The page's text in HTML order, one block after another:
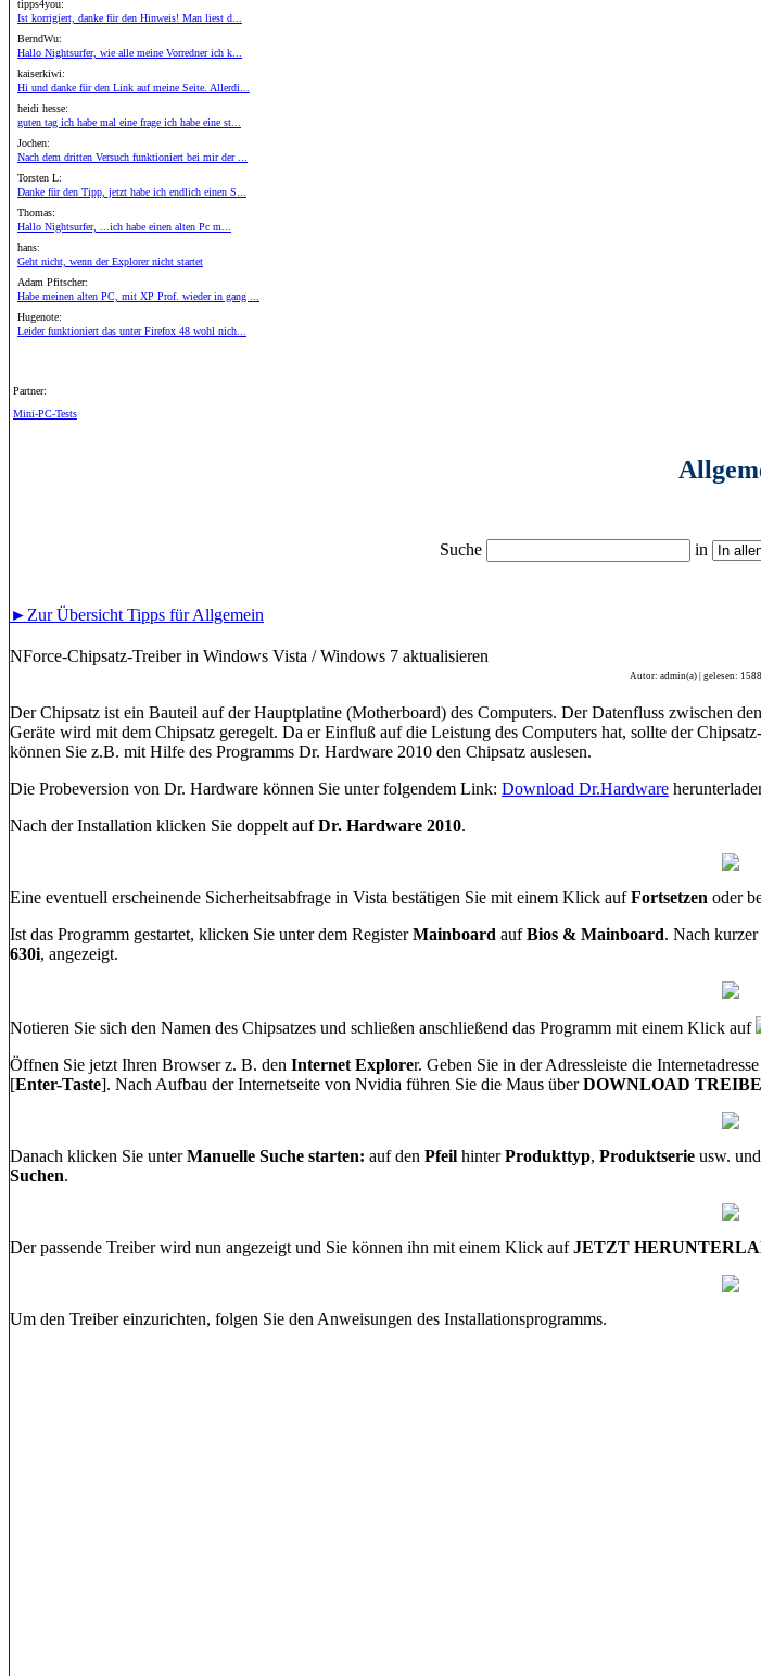
tipps4you:
Ist korrigiert, danke für den Hinweis! Man liest d...
BerndWu:
Hallo Nightsurfer, wie alle meine Vorredner ich k...
kaiserkiwi:
Hi und danke für den Link auf meine Seite. Allerdi...
heidi hesse:
guten tag ich habe mal eine frage ich habe eine st...
Jochen:
Nach dem dritten Versuch funktioniert bei mir der ...
Torsten L:
Danke für den Tipp, jetzt habe ich endlich einen S...
Thomas:
Hallo Nightsurfer, ...ich habe einen alten Pc m...
hans:
Geht nicht, wenn der Explorer nicht startet
Adam Pfitscher:
Habe meinen alten PC, mit XP Prof. wieder in gang ...
Hugenote:
Leider funktioniert das unter Firefox 48 wohl nich...
Partner:
Mini-PC-Tests
Suche in
►Zur Übersicht Tipps für Allgemein
NForce-Chipsatz-Treiber in Windows Vista / Windows 7 aktualisieren
Autor: admin(a) | gelesen:
Der Chipsatz ist ein Bauteil auf der Hauptplatine (Motherboard) des Computers. Der Datenfluss zwischen
Geräte wird mit dem Chipsatz geregelt. Da er Einfluß auf die Leistung des Computers hat, sollte der
können Sie z.B. mit Hilfe des Programms Dr. Hardware 2010 den Chipsatz auslesen.
Die Probeversion von Dr. Hardware können Sie unter folgendem Link: Download Dr.Hardware
Nach der Installation klicken Sie doppelt aufDr. Hardware 2010.
Eine eventuell erscheinende Sicherheitsabfrage in Vista bestätigen Sie mit einem Klick aufFortsetzen oder
Ist das Programm gestartet, klicken Sie unter dem RegisterMainboard aufBios & Mainboard. Nach
630i, angezeigt.
Notieren Sie sich den Namen des Chipsatzes und schließen anschließend das Programm mit einem Klick auf
Öffnen Sie jetzt Ihren Browser z. B. den Internet Explorer. Geben Sie in der Adressleiste die
[Enter-Taste]. Nach Aufbau der Internetseite von Nvidia führen Sie die Maus überDOWNLOAD
Danach klicken Sie unterManuelle Suche starten: auf den Pfeil hinterProdukttyp, Produktserie usw.
Suchen.
Der passende Treiber wird nun angezeigt und Sie können ihn mit einem Klick aufJETZT
Um den Treiber einzurichten, folgen Sie den Anweisungen des Installationsprogramms.